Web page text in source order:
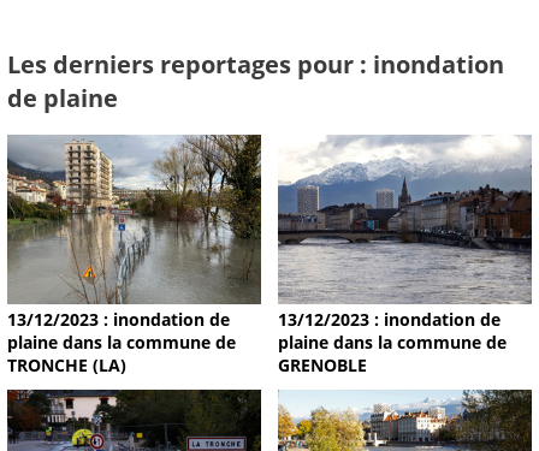
Les derniers reportages pour : inondation
de plaine
13/12/2023 : inondation de
plaine dans la commune de
TRONCHE (LA)
13/12/2023 : inondation de
plaine dans la commune de
GRENOBLE